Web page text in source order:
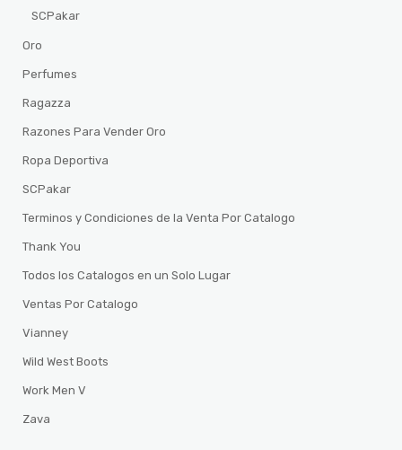
SCPakar
Oro
Perfumes
Ragazza
Razones Para Vender Oro
Ropa Deportiva
SCPakar
Terminos y Condiciones de la Venta Por Catalogo
Thank You
Todos los Catalogos en un Solo Lugar
Ventas Por Catalogo
Vianney
Wild West Boots
Work Men V
Zava